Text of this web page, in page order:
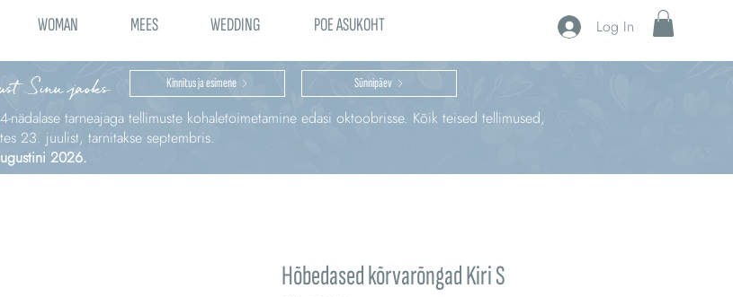
WOMAN MEES WEDDING POE ASUKOHT Log In
Sinu jaoks Kinnitus ja esimene Sünnipäev
tarneajaga tellimuste kohaletoimetamine edasi oktoobrisse. Kõik teised tellimused,
23. juulist, tarnitakse septembris.
2026.
Hõbedased kõrvarõngad Kiri S